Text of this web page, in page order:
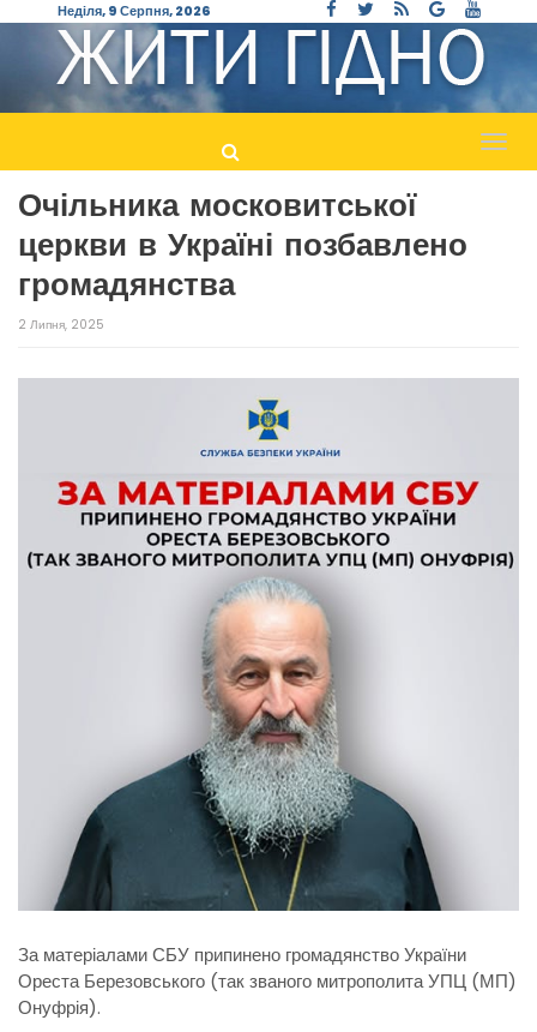
Неділя, 9 Серпня, 2026
Очільника московитської
церкви в Україні позбавлено
громадянства
2 Липня, 2025
За матеріалами СБУ припинено громадянство України
Ореста Березовського (так званого митрополита УПЦ (МП)
Онуфрія).